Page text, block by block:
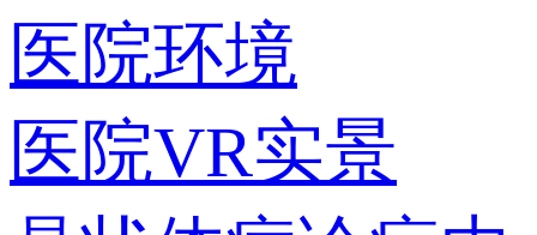
医院环境
医院VR实景